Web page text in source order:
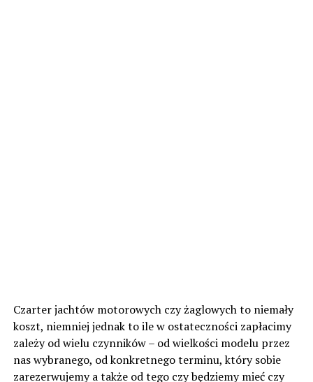
Czarter jachtów motorowych czy żaglowych to niemały
koszt, niemniej jednak to ile w ostateczności zapłacimy
zależy od wielu czynników – od wielkości modelu przez
nas wybranego, od konkretnego terminu, który sobie
zarezerwujemy a także od tego czy będziemy mieć czy